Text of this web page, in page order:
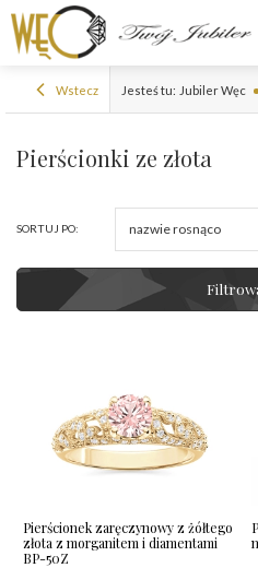
Wstecz Jesteś tu: Jubiler Węc
Pierścionki ze złota
SORTUJ PO: nazwie rosnąco
Pierścionek zaręczynowy z żółtego
złota z morganitem i diamentami
BP-50Z